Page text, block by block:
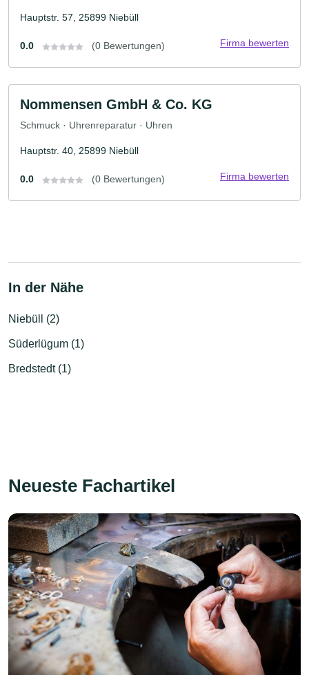
Hauptstr. 57, 25899 Niebüll
0.0 (0 Bewertungen) Firma bewerten
Nommensen GmbH & Co. KG
Schmuck · Uhrenreparatur · Uhren
Hauptstr. 40, 25899 Niebüll
0.0 (0 Bewertungen) Firma bewerten
In der Nähe
Niebüll (2)
Süderlügum (1)
Bredstedt (1)
Neueste Fachartikel